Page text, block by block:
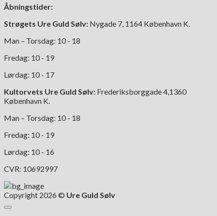
Åbningstider:
Strøgets Ure Guld Sølv: Nygade 7, 1164 København K.
Man – Torsdag: 10 - 18
Fredag: 10 - 19
Lørdag: 10 - 17
Kultorvets Ure Guld Sølv: Frederiksborggade 4,1360
København K.
Man – Torsdag: 10 - 18
Fredag: 10 - 19
Lørdag: 10 - 16
CVR: 10692997
Copyright 2026 © Ure Guld Sølv